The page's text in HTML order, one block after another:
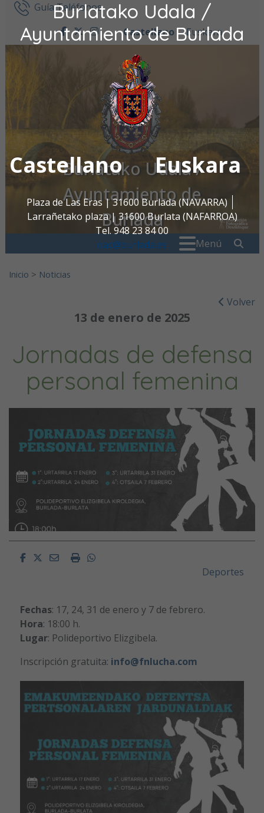
Burlatako Udala /
Ayuntamiento de Burlada
Castellano Euskara
Plaza de Las Eras | 31600 Burlada (NAVARRA)
Larrañetako plaza | 31600 Burlata (NAFARROA)
Tel. 948 23 84 00
oac@burlada.es
Ir al contenidoGuía Teléfonos
facebook
twitter
instagram
Castellano Euskara
Burlatako Udala /
Ayuntamiento de
Burlada
Menú
Inicio > Noticias
Volver
13 de enero de 2025
Jornadas de defensa
personal femenina
FacebookTwitterEmailImprimirWhatsapp
Deportes
Fechas: 17, 24, 31 de enero y 7 de febrero.
Hora: 18:00 h.
Lugar: Polideportivo Elizgibela.
Inscripción gratuita: info@fnlucha.com